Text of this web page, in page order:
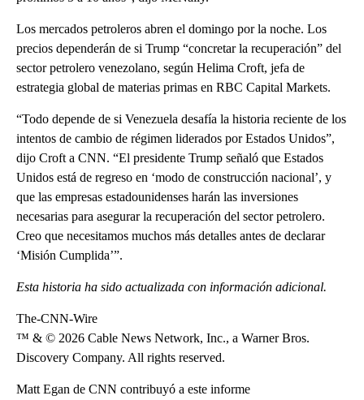
Los mercados petroleros abren el domingo por la noche. Los
precios dependerán de si Trump “concretar la recuperación” del
sector petrolero venezolano, según Helima Croft, jefa de
estrategia global de materias primas en RBC Capital Markets.
“Todo depende de si Venezuela desafía la historia reciente de los
intentos de cambio de régimen liderados por Estados Unidos”,
dijo Croft a CNN. “El presidente Trump señaló que Estados
Unidos está de regreso en ‘modo de construcción nacional’, y
que las empresas estadounidenses harán las inversiones
necesarias para asegurar la recuperación del sector petrolero.
Creo que necesitamos muchos más detalles antes de declarar
‘Misión Cumplida’”.
Esta historia ha sido actualizada con información adicional.
The-CNN-Wire
™ & © 2026 Cable News Network, Inc., a Warner Bros.
Discovery Company. All rights reserved.
Matt Egan de CNN contribuyó a este informe